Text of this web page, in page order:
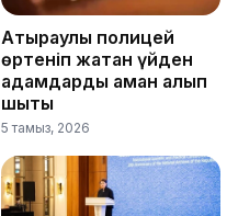
Атыраулық полицей
өртеніп жатқан үйден
адамдарды аман алып
шықты
5 тамыз, 2026